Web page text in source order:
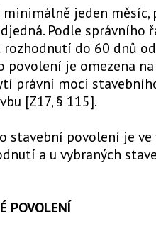
jeden měsíc,
Podle správního
do 60 dnů
je omezena na
právní moci
[Z17, § 115].
stavební povolení je
a u vybraných
POVOLENÍ